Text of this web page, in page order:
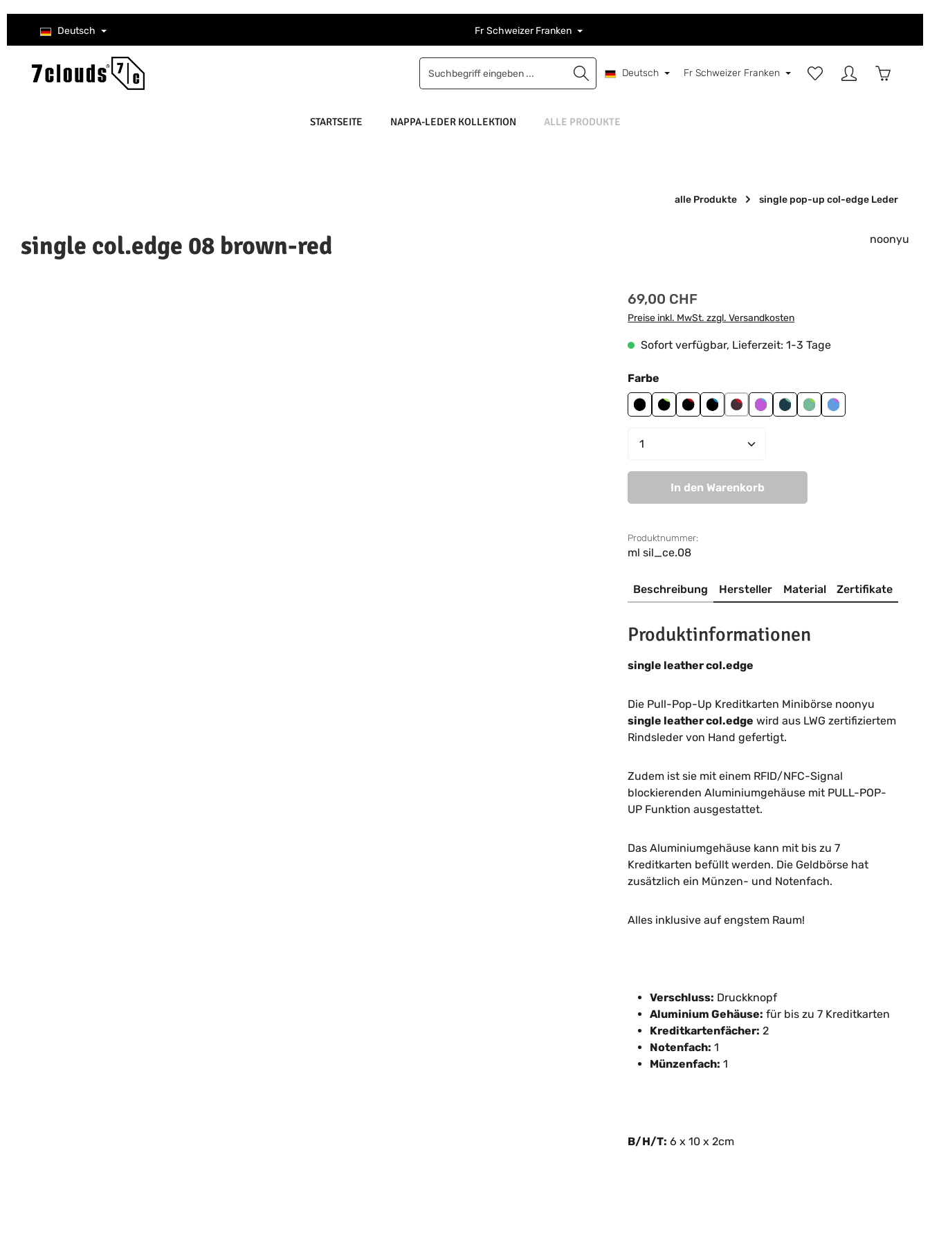
Hauptinhalt springen
Zur Suche springen
Zur Hauptnavigation springen
Deutsch Fr Schweizer Franken
Deutsch Fr Schweizer Franken
Du hast 0 Produkte auf
STARTSEITE NAPPA-LEDER KOLLEKTION ALLE PRODUKTE
alle Produkte single pop-up col-edge Leder
single col.edge 08 brown-red noonyu
Regulärer Preis:
69,00 CHF
Preise inkl. MwSt. zzgl. Versandkosten
Sofort verfügbar, Lieferzeit: 1-3 Tage
Farbe
blackblack-lime green
black-redblack-sky blue
brown-redmauve-sky blue
navy-sage green
sage green-lime green
sky blue-mauve
Produkt Anzahl: Gib den
In den Warenkorb
Produktnummer:
ml sil_ce.08
Beschreibung Hersteller Material Zertifikate
Produktinformationen
single leather col.edge
Die Pull-Pop-Up Kreditkarten Minibörse noonyu
single leather col.edge wird aus LWG zertifiziertem
Rindsleder von Hand gefertigt.
Zudem ist sie mit einem RFID/NFC-Signal
blockierenden Aluminiumgehäuse mit PULL-POP-
UP Funktion ausgestattet.
Das Aluminiumgehäuse kann mit bis zu 7
Kreditkarten befüllt werden. Die Geldbörse hat
zusätzlich ein Münzen- und Notenfach.
Alles inklusive auf engstem Raum!
Verschluss: Druckknopf
Aluminium Gehäuse: für bis zu 7 Kreditkarten
Kreditkartenfächer: 2
Notenfach: 1
Münzenfach: 1
B/H/T: 6 x 10 x 2cm